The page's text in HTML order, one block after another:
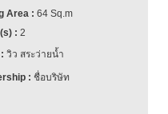
64 Sq.m
2
วิว สระว่ายน้ำ
ชื่อบริษัท